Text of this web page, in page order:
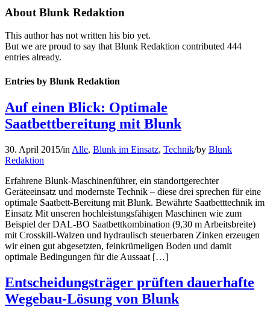
About Blunk Redaktion
This author has not written his bio yet.
But we are proud to say thatBlunk Redaktion contributed 444
entries already.
Entries by Blunk Redaktion
Auf einen Blick: Optimale
Saatbettbereitung mit Blunk
30. April 2015/in Alle, Blunk im Einsatz, Technik/by Blunk
Redaktion
Erfahrene Blunk-Maschinenführer, ein standortgerechter
Geräteeinsatz und modernste Technik – diese drei sprechen für eine
optimale Saatbett-Bereitung mit Blunk. Bewährte Saatbetttechnik im
Einsatz Mit unseren hochleistungsfähigen Maschinen wie zum
Beispiel der DAL-BO Saatbettkombination (9,30 m Arbeitsbreite)
mit Crosskill-Walzen und hydraulisch steuerbaren Zinken erzeugen
wir einen gut abgesetzten, feinkrümeligen Boden und damit
optimale Bedingungen für die Aussaat […]
Entscheidungsträger prüften dauerhafte
Wegebau-Lösung von Blunk